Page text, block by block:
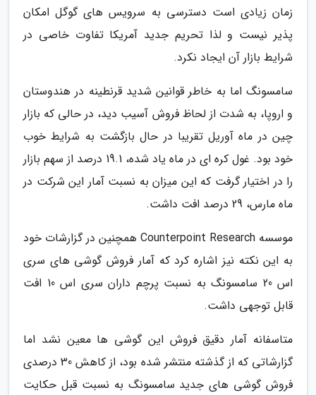
زمان زیادی است دسترسی به سرویس های گوگل امکان
پذیر نیست و لذا تحریم جدید آمریکا تفاوت خاصی در
شرایط بازار آن ایجاد نکرد.
سامسونگ اما به خاطر قوانین شدید قرنطینه در هندوستان
و اروپا، به شدت از لحاظ فروش آسیب دید، در حالی که بازار
چین در ماه آوریل تقریبا در حال بازگشت به شرایط خوب
خود بود. غول کره ای در ماه یاد شده، 19.1 درصد از سهم بازار
را در اختیار گرفت که این میزان به نسبت آمار این شرکت در
ماه مارس، 29 درصد افت داشت.
موسسه Counterpoint Research همچنین در گزارشات خود
به این نکته نیز اشاره کرد که آمار فروش گوشی های سری
اس 20 سامسونگ به نسبت پرچم داران سری اس 10 افت
قابل توجهی داشت.
متاسفانه آمار دقیق فروش این گوشی ها معین نشد اما
گزارشاتی که از گذشته منتشر شده بود، از کاهش 30 درصدی
فروش گوشی های جدید سامسونگ به نسبت قبل حکایت